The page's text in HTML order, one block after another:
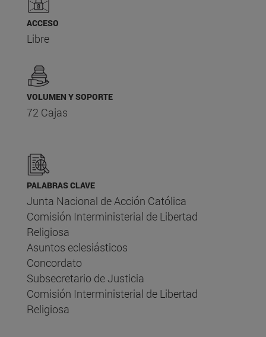
ACCESO
Libre
VOLUMEN Y SOPORTE
72 Cajas
PALABRAS CLAVE
Junta Nacional de Acción Católica
Comisión Interministerial de Libertad
Religiosa
Asuntos eclesiásticos
Concordato
Subsecretario de Justicia
Comisión Interministerial de Libertad
Religiosa